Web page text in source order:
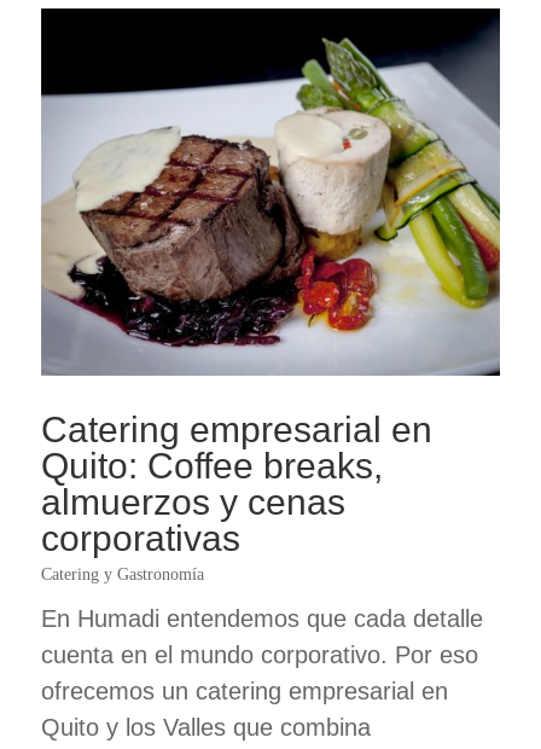
Catering empresarial en
Quito: Coffee breaks,
almuerzos y cenas
corporativas
Catering y Gastronomía
En Humadi entendemos que cada detalle
cuenta en el mundo corporativo. Por eso
ofrecemos un catering empresarial en
Quito y los Valles que combina